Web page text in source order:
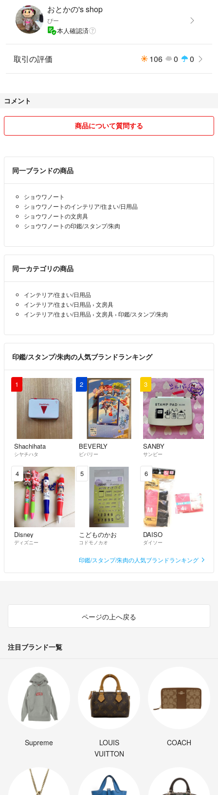
おとかの's shop
ぴー
本人確認済
取引の評価 106 0 0
コメント
商品について質問する
同一ブランドの商品
ショウワノート
ショウワノートのインテリア/住まい/日用品
ショウワノートの文房具
ショウワノートの印鑑/スタンプ/朱肉
同一カテゴリの商品
インテリア/住まい/日用品
インテリア/住まい/日用品 › 文房具
インテリア/住まい/日用品 › 文房具 › 印鑑/スタンプ/朱肉
印鑑/スタンプ/朱肉の人気ブランドランキング
1
Shachihata
シヤチハタ
2
BEVERLY
ビバリー
3
SANBY
サンビー
4
Disney
ディズニー
5
こどものかお
コドモノカオ
6
DAISO
ダイソー
印鑑/スタンプ/朱肉の人気ブランドランキング
ページの上へ戻る
注目ブランド一覧
Supreme
LOUIS
VUITTON
COACH